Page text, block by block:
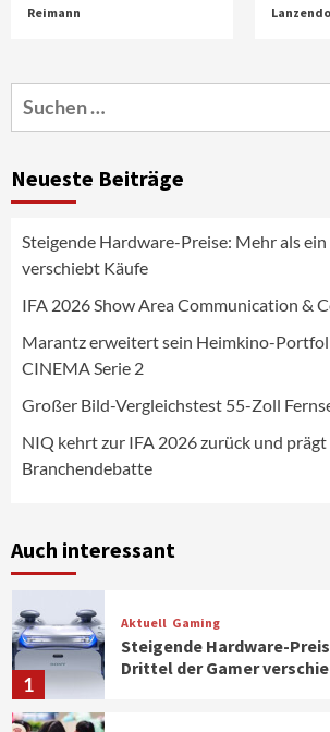
Reimann
Suchen
nach:
Neueste Beiträge
Steigende Hardware-Preise: Mehr als
verschiebt Käufe
IFA 2026 Show Area Communication &
Marantz erweitert sein Heimkino-
CINEMA Serie 2
Großer Bild-Vergleichstest 55-Zoll
NIQ kehrt zur IFA 2026 zurück und prägt
Branchendebatte
Auch interessant
4
News aus dem Internet
Fernsehgeräte
5
NIQ kehrt zur IFA 2026
die Branchendebatte
6
Aktuell
CHERRY baut
7
Klimageräte und
1
Aktuell Gaming
Steigende Hardware-
Drittel der Gamer